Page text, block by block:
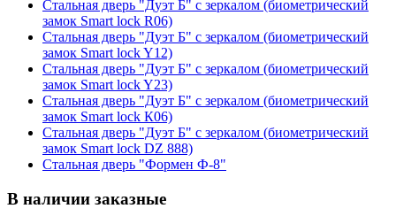
Стальная дверь "Дуэт Б" с зеркалом (биометрический
замок Smart lock R06)
Стальная дверь "Дуэт Б" с зеркалом (биометрический
замок Smart lock Y12)
Стальная дверь "Дуэт Б" с зеркалом (биометрический
замок Smart lock Y23)
Стальная дверь "Дуэт Б" с зеркалом (биометрический
замок Smart lock К06)
Стальная дверь "Дуэт Б" с зеркалом (биометрический
замок Smart lock DZ 888)
Стальная дверь "Формен Ф-8"
В наличии заказные